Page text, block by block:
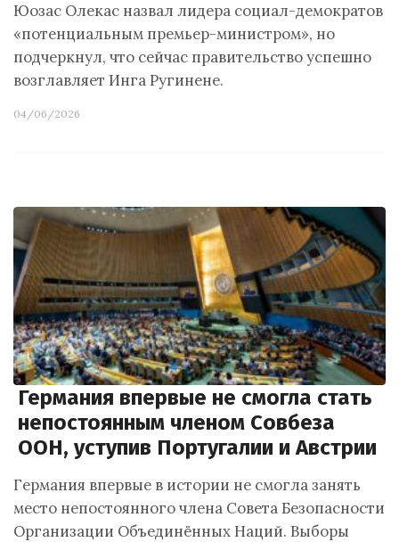
Юозас Олекас назвал лидера социал-демократов
«потенциальным премьер-министром», но
подчеркнул, что сейчас правительство успешно
возглавляет Инга Ругинене.
04/06/2026
Германия впервые не смогла стать
непостоянным членом Совбеза
ООН, уступив Португалии и Австрии
Германия впервые в истории не смогла занять
место непостоянного члена Совета Безопасности
Организации Объединённых Наций. Выборы